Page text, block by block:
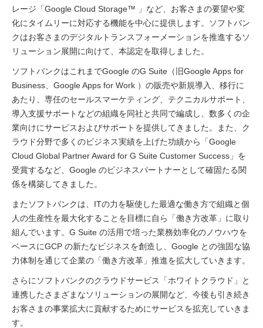
レージ「Google Cloud Storage™ 」など、お客さまの要望や変
化にタイムリーに対応する機能を中心に提供します。ソフトバン
クはお客さまのデジタルトランスフォーメーションを推進するソ
リューション展開に向けて、本認定を取得しました。
ソフトバンクはこれまでGoogle のG Suite（旧Google Apps for
Business、Google Apps for Work ）の販売や新規導入、移行に
あたり、専任のセールスマーケティング、テクニカルサポート、
導入支援サポートなどの組織を同社と共同で編成し、数多くの企
業向けにサービスおよびサポートを提供してきました。また、ク
ラウド分野で多くのビジネス実績を上げた功績から「Google
Cloud Global Partner Award for G Suite Customer Success」を
受賞するなど、Google のビジネスパートナーとして確固たる関
係を構築してきました。
またソフトバンクは、ITの力を駆使した最適な働き方で組織と個
人の生産性を最大化することを目標に自ら「働き方改革」に取り
組んでいます。G Suite の活用で培った業務効率化のノウハウを
ベースにGCP の新たなビジネスを創造し、Google との強固な協
力体制を通じて企業の「働き方改革」推進を拡大していきます。
さらにソフトバンクのクラウドサービス「ホワイトクラウド」と
連携したさまざまなソリューションの展開など、今後も引き続き
お客さまの事業拡大に貢献するためにサービスを拡充していきま
す。